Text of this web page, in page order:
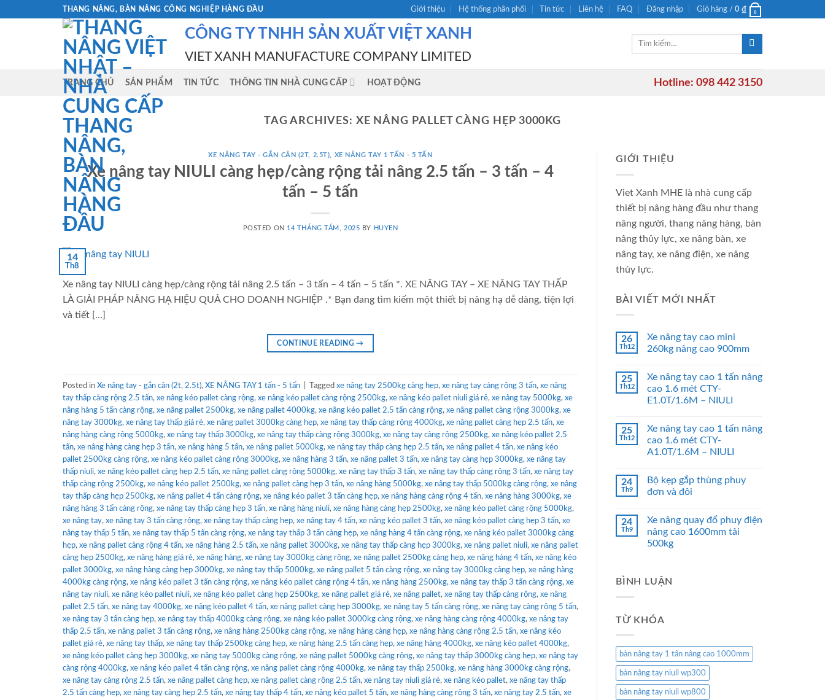
THANG NÂNG, BÀN NÂNG CÔNG NGHIỆP HÀNG ĐẦU Giới thiệu Hệ thống phân phối Tin tức Liên hệ FAQ Đăng nhập Giỏ hàng / 0 ₫ 0
CÔNG TY TNHH SẢN XUẤT VIỆT XANH
VIET XANH MANUFACTURE COMPANY LIMITED
Tìm
TRANG CHỦ SẢN PHẨM TIN TỨC THÔNG TIN NHÀ CUNG CẤP HOẠT ĐỘNG Hotline: 098 442 3150
TAG ARCHIVES: XE NÂNG PALLET CÀNG HẸP 3000KG
XE NÂNG TAY - GẮN CÂN (2T, 2.5T) XE NÂNG TAY 1 TẤN - 5 TẤN
Xe nâng tay NIULI càng hẹp/càng rộng tải nâng 2.5 tấn – 3 tấn – 4
tấn – 5 tấn
POSTED ON 14 THÁNG TÁM, 2025 BY HUYEN
14
Th8
Xe nâng tay NIULI càng hẹp/càng rộng tải nâng 2.5 tấn – 3 tấn – 4 tấn – 5 tấn *. XE NÂNG TAY – XE NÂNG TAY THẤP
LÀ GIẢI PHÁP NÂNG HẠ HIỆU QUẢ CHO DOANH NGHIỆP .* Bạn đang tìm kiếm một thiết bị nâng hạ dễ dàng, tiện lợi
và tiết […]
CONTINUE READING→
Posted in Xe nâng tay - gắn cân (2t, 2.5t), XE NÂNG TAY 1 tấn - 5 tấn Tagged xe nâng tay 2500kg càng hẹp, xe nâng tay càng rộng 3 tấn, xe nâng
tay thấp càng rộng 2.5 tấn, xe nâng kéo pallet càng rộng, xe nâng kéo pallet càng rộng 2500kg, xe nâng kéo pallet niuli giá rẻ, xe nâng tay 5000kg, xe
nâng hàng 5 tấn càng rộng, xe nâng pallet 2500kg, xe nâng pallet 4000kg, xe nâng kéo pallet 2.5 tấn càng rộng, xe nâng pallet càng rộng 3000kg, xe
nâng tay 3000kg, xe nâng tay thấp giá rẻ, xe nâng pallet 3000kg càng hẹp, xe nâng tay thấp càng rộng 4000kg, xe nâng pallet càng hẹp 2.5 tấn, xe
nâng hàng càng rộng 5000kg, xe nâng tay thấp 3000kg, xe nâng tay thấp càng rộng 3000kg, xe nâng tay càng rộng 2500kg, xe nâng kéo pallet 2.5
tấn, xe nâng hàng càng hẹp 3 tấn, xe nâng hàng 5 tấn, xe nâng pallet 5000kg, xe nâng tay thấp càng hẹp 2.5 tấn, xe nâng pallet 4 tấn, xe nâng kéo
pallet 2500kg càng rộng, xe nâng kéo pallet càng rộng 3000kg, xe nâng hàng 3 tấn, xe nâng pallet 3 tấn, xe nâng tay càng hẹp 3000kg, xe nâng tay
thấp niuli, xe nâng kéo pallet càng hẹp 2.5 tấn, xe nâng pallet càng rộng 5000kg, xe nâng tay thấp 3 tấn, xe nâng tay thấp càng rộng 3 tấn, xe nâng tay
thấp càng rộng 2500kg, xe nâng kéo pallet 2500kg, xe nâng pallet càng hẹp 3 tấn, xe nâng hàng 5000kg, xe nâng tay thấp 5000kg càng rộng, xe nâng
tay thấp càng hẹp 2500kg, xe nâng pallet 4 tấn càng rộng, xe nâng kéo pallet 3 tấn càng hẹp, xe nâng hàng càng rộng 4 tấn, xe nâng hàng 3000kg, xe
nâng hàng 3 tấn càng rộng, xe nâng tay thấp càng hẹp 3 tấn, xe nâng hàng niuli, xe nâng hàng càng hẹp 2500kg, xe nâng kéo pallet càng rộng 5000kg,
xe nâng tay, xe nâng tay 3 tấn càng rộng, xe nâng tay thấp càng hẹp, xe nâng tay 4 tấn, xe nâng kéo pallet 3 tấn, xe nâng kéo pallet càng hẹp 3 tấn, xe
nâng tay thấp 5 tấn, xe nâng tay thấp 5 tấn càng rộng, xe nâng tay thấp 3 tấn càng hẹp, xe nâng hàng 4 tấn càng rộng, xe nâng kéo pallet 3000kg càng
hẹp, xe nâng pallet càng rộng 4 tấn, xe nâng hàng 2.5 tấn, xe nâng pallet 3000kg, xe nâng tay thấp càng hẹp 3000kg, xe nâng pallet niuli, xe nâng pallet
càng hẹp 2500kg, xe nâng hàng giá rẻ, xe nâng hàng, xe nâng tay 3000kg càng rộng, xe nâng pallet 2500kg càng hẹp, xe nâng hàng 4 tấn, xe nâng kéo
pallet 3000kg, xe nâng hàng càng hẹp 3000kg, xe nâng tay thấp 5000kg, xe nâng pallet 5 tấn càng rộng, xe nâng tay 3000kg càng hẹp, xe nâng hàng
4000kg càng rộng, xe nâng kéo pallet 3 tấn càng rộng, xe nâng kéo pallet càng rộng 4 tấn, xe nâng hàng 2500kg, xe nâng tay thấp 3 tấn càng rộng, xe
nâng tay niuli, xe nâng kéo pallet niuli, xe nâng kéo pallet càng hẹp 2500kg, xe nâng pallet giá rẻ, xe nâng pallet, xe nâng tay thấp càng rộng, xe nâng
pallet 2.5 tấn, xe nâng tay 4000kg, xe nâng kéo pallet 4 tấn, xe nâng pallet càng hẹp 3000kg, xe nâng tay 5 tấn càng rộng, xe nâng tay càng rộng 5 tấn,
xe nâng tay 3 tấn càng hẹp, xe nâng tay thấp 4000kg càng rộng, xe nâng kéo pallet 3000kg càng rộng, xe nâng hàng càng rộng 4000kg, xe nâng tay
thấp 2.5 tấn, xe nâng pallet 3 tấn càng rộng, xe nâng hàng 2500kg càng rộng, xe nâng hàng càng hẹp, xe nâng hàng càng rộng 2.5 tấn, xe nâng kéo
pallet giá rẻ, xe nâng tay thấp, xe nâng tay thấp 2500kg càng hẹp, xe nâng hàng 2.5 tấn càng hẹp, xe nâng hàng 4000kg, xe nâng kéo pallet 4000kg,
xe nâng kéo pallet càng hẹp 3000kg, xe nâng tay 5000kg càng rộng, xe nâng pallet 5000kg càng rộng, xe nâng tay thấp 3000kg càng hẹp, xe nâng tay
càng rộng 4000kg, xe nâng kéo pallet 4 tấn càng rộng, xe nâng pallet càng rộng 4000kg, xe nâng tay thấp 2500kg, xe nâng hàng 3000kg càng rộng,
xe nâng tay càng rộng 2.5 tấn, xe nâng pallet càng hẹp, xe nâng pallet càng rộng 2.5 tấn, xe nâng tay niuli giá rẻ, xe nâng kéo pallet, xe nâng tay thấp
2.5 tấn càng hẹp, xe nâng tay càng hẹp 2.5 tấn, xe nâng tay thấp 4 tấn, xe nâng kéo pallet 5 tấn, xe nâng hàng càng rộng 3 tấn, xe nâng tay 2.5 tấn, xe
GIỚI THIỆU
Viet Xanh MHE là nhà cung cấp
thiết bị nâng hàng đầu như thang
nâng người, thang nâng hàng, bàn
nâng thủy lực, xe nâng bàn, xe
nâng tay, xe nâng điện, xe nâng
thủy lực.
BÀI VIẾT MỚI NHẤT
26
Th12
Xe nâng tay cao mini
260kg nâng cao 900mm
25
Th12
Xe nâng tay cao 1 tấn nâng
cao 1.6 mét CTY-
E1.0T/1.6M – NIULI
25
Th12
Xe nâng tay cao 1 tấn nâng
cao 1.6 mét CTY-
A1.0T/1.6M – NIULI
24
Th9
Bộ kẹp gắp thùng phuy
đơn và đôi
24
Th9
Xe nâng quay đổ phuy điện
nâng cao 1600mm tải
500kg
BÌNH LUẬN
TỪ KHÓA
bàn nâng tay 1 tấn nâng cao 1000mm
bàn nâng tay niuli wp300
bàn nâng tay niuli wp800